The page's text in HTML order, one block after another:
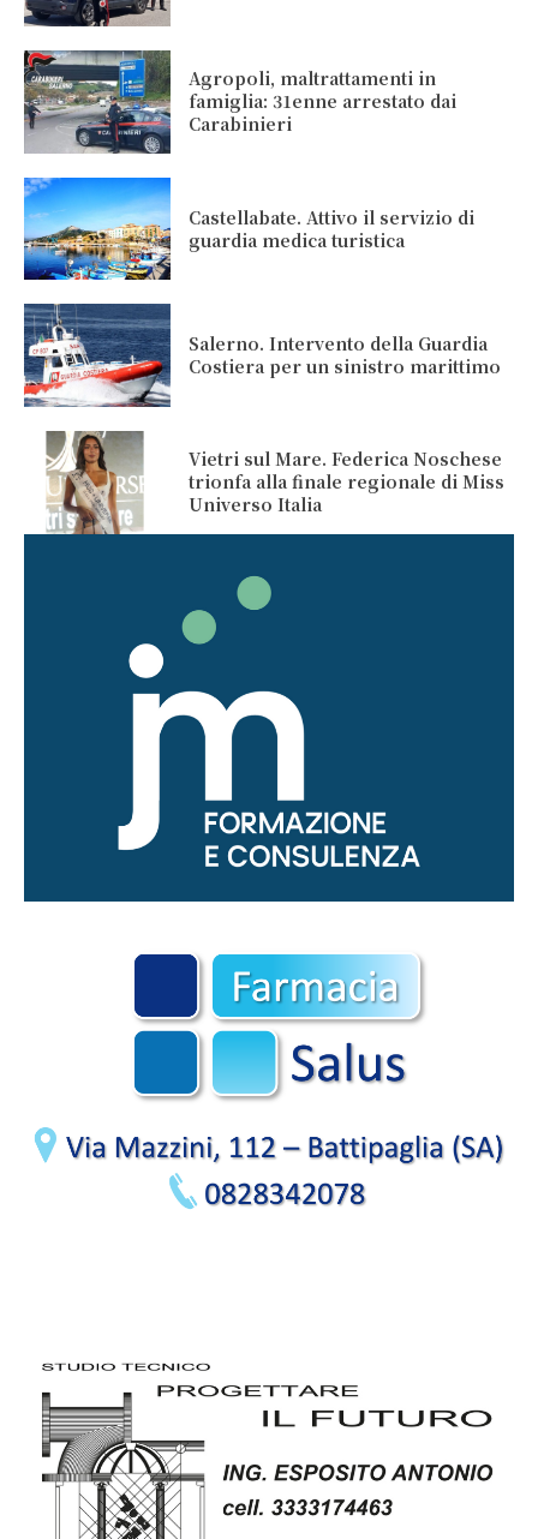
Agropoli, maltrattamenti in
famiglia: 31enne arrestato dai
Carabinieri
Castellabate. Attivo il servizio di
guardia medica turistica
Salerno. Intervento della Guardia
Costiera per un sinistro marittimo
Vietri sul Mare. Federica Noschese
trionfa alla finale regionale di Miss
Universo Italia